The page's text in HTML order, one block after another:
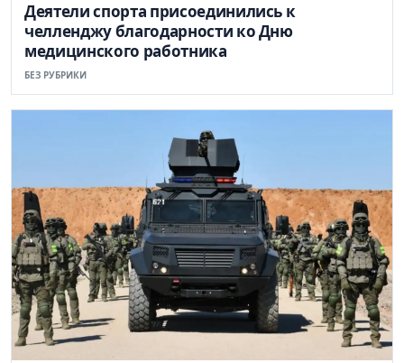
Деятели спорта присоединились к
челленджу благодарности ко Дню
медицинского работника
БЕЗ РУБРИКИ